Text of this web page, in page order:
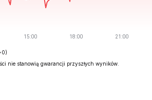
nie stanowią gwarancji przyszłych wyników.